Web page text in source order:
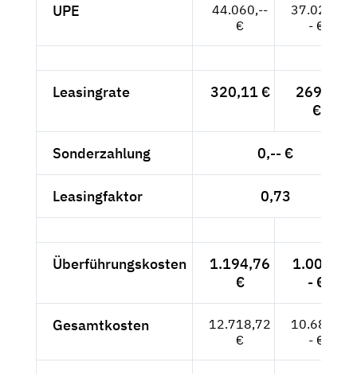
UPE
44.060,--
€
37.025,-
- €
Leasingrate 320,11 €
269,--
€
Sonderzahlung 0,-- €
Leasingfaktor 0,73
Überführungskosten
1.194,76
€
1.004,-
- €
Gesamtkosten
12.718,72
€
10.688,-
- €